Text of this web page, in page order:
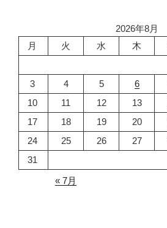
2026年8月
月
火 水 木
3
4 5 6
10
11 12 13
17
18 19 20
24
25 26 27
31
« 7月